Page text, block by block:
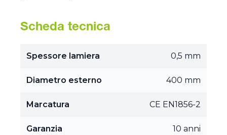
Scheda tecnica
Spessore lamiera 0,5 mm
Diametro esterno 400 mm
Marcatura CE EN1856-2
Garanzia 10 anni